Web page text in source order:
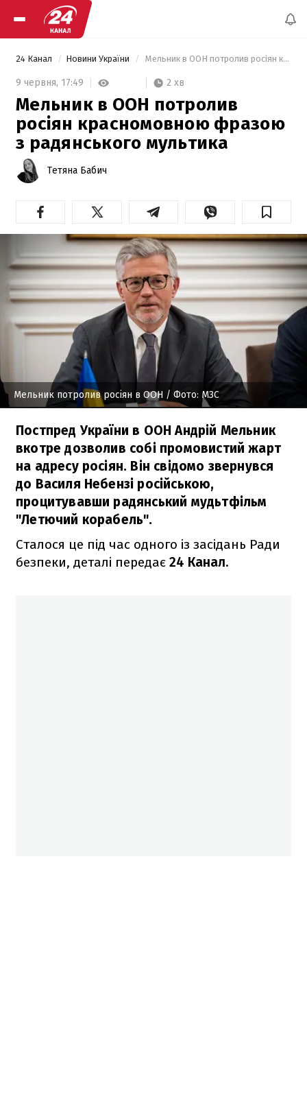
24 Канал Новини України Мельник в ООН потролив росіян красномовною фразою з радянського мультика
9 червня, 17:49 2 хв
Мельник в ООН потролив
росіян красномовною фразою
з радянського мультика
Тетяна Бабич
Мельник потролив росіян в ООН / Фото: МЗС
Постпред України в ООН Андрій Мельник
вкотре дозволив собі промовистий жарт
на адресу росіян. Він свідомо звернувся
до Василя Небензі російською,
процитувавши радянський мудьтфільм
"Летючий корабель".
Сталося це під час одного із засідань Ради
безпеки, деталі передає 24 Канал.